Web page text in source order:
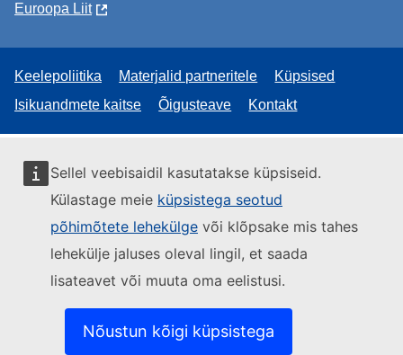
Sellel veebisaidil kasutatakse küpsiseid.
Külastage meie küpsistega seotud
põhimõtete lehekülge või klõpsake mis tahes
lehekülje jaluses oleval lingil, et saada
lisateavet või muuta oma eelistusi.
Nõustun kõigi küpsistega
Euroopa Liit
Keelepoliitika Materjalid partneritele
Küpsised
Isikuandmete kaitse
Õigusteave Kontakt